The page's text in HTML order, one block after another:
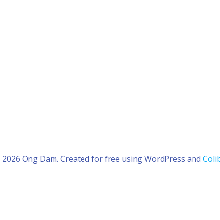
Ong Dam. Created for free using WordPress and